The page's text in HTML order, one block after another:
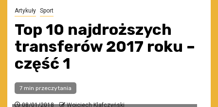
Artykuły Sport
Top 10 najdroższych
transferów 2017 roku –
część 1
7 min przeczytania
08/01/2018 Wojciech Klafczyński